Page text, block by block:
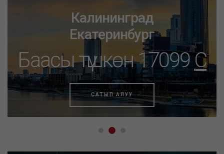
Калининград
Екатеринбург
Баасы түшкөн 17099C
САТЫП АЛУУ